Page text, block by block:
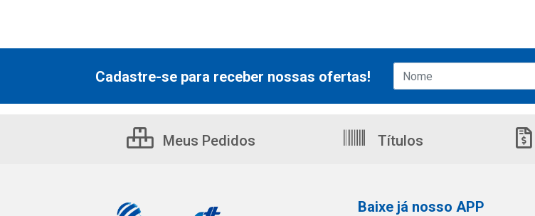
Cadastre-se para receber nossas ofertas!
Meus Pedidos Títulos
Baixe já nosso APP